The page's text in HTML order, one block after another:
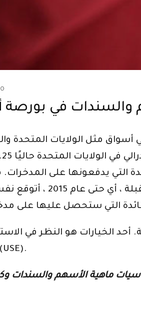
مثل الولايات المتحدة
التي يدفعونها على
الصرف في المملكة المتحدة على
أحد الخيارات هو النظر في
سوق الأوراق المالية الأوغندي (USE).